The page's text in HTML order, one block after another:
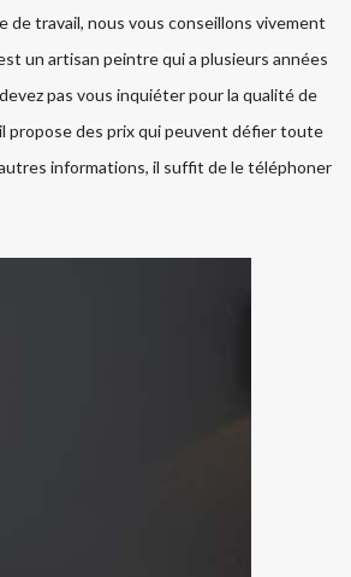
de travail, nous vous conseillons vivement
un artisan peintre qui a plusieurs années
pas vous inquiéter pour la qualité de
propose des prix qui peuvent défier toute
informations, il suffit de le téléphoner